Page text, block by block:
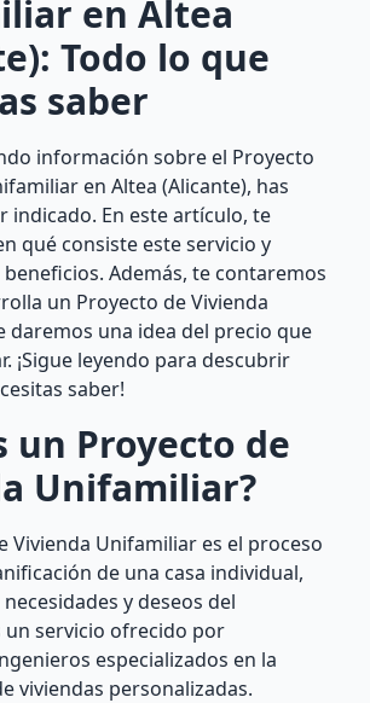
en Altea
Todo lo que
saber
información sobre el Proyecto
en Altea (Alicante), has
indicado. En este artículo, te
qué consiste este servicio y
beneficios. Además, te contaremos
un Proyecto de Vivienda
daremos una idea del precio que
¡Sigue leyendo para descubrir
saber!
un Proyecto de
Unifamiliar?
Vivienda Unifamiliar es el proceso
de una casa individual,
y deseos del
un servicio ofrecido por
especializados en la
viviendas personalizadas.